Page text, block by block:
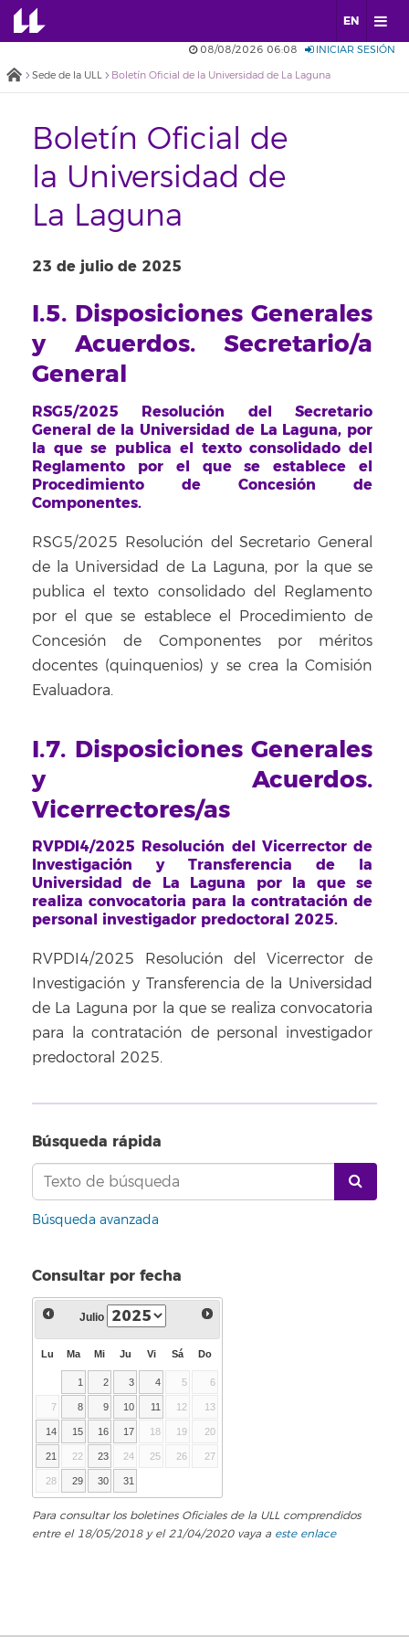
EN
08/08/2026 06:08 INICIAR SESIÓN
Sede de la ULL Boletín Oficial de la Universidad de La Laguna
Boletín Oficial de
la Universidad de
La Laguna
23 de julio de 2025
I.5. Disposiciones Generales
y Acuerdos. Secretario/a
General
RSG5/2025 Resolución del Secretario
General de la Universidad de La Laguna, por
la que se publica el texto consolidado del
Reglamento por el que se establece el
Procedimiento de Concesión de
Componentes.
RSG5/2025 Resolución del Secretario General
de la Universidad de La Laguna, por la que se
publica el texto consolidado del Reglamento
por el que se establece el Procedimiento de
Concesión de Componentes por méritos
docentes (quinquenios) y se crea la Comisión
Evaluadora.
I.7. Disposiciones Generales
y Acuerdos.
Vicerrectores/as
RVPDI4/2025 Resolución del Vicerrector de
Investigación y Transferencia de la
Universidad de La Laguna por la que se
realiza convocatoria para la contratación de
personal investigador predoctoral 2025.
RVPDI4/2025 Resolución del Vicerrector de
Investigación y Transferencia de la Universidad
de La Laguna por la que se realiza convocatoria
para la contratación de personal investigador
predoctoral 2025.
Búsqueda rápida
Búsqueda avanzada
Consultar por fecha
Julio
Lu Ma Mi Ju Vi Sá Do
1 2 3 4 5 6
7 8 9 10 11 12 13
14 15 16 17 18 19 20
21 22 23 24 25 26 27
28 29 30 31
Para consultar los boletines Oficiales de la ULL comprendidos
entre el 18/05/2018 y el 21/04/2020 vaya a este enlace